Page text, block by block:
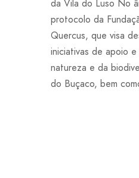
da Vila do Luso No
protocolo da
Quercus, que visa
iniciativas de apoio
natureza e da
do Buçaco, bem